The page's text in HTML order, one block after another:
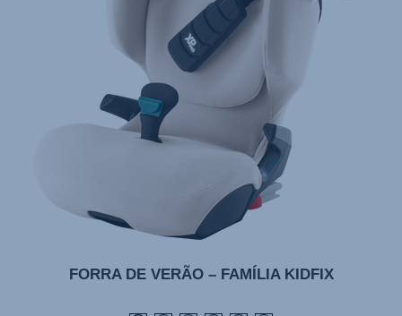
FORRA DE VERÃO – FAMÍLIA KIDFIX